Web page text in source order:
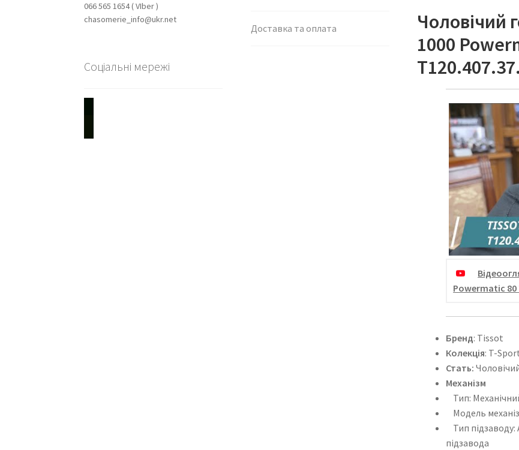
Доставка та оплата
Чоловічий
1000
Powermatic 80
Бренд: Tissot
Колекція: T-
Стать:
Механізм
Тип:
Модель
Тип
підзавода
066 565 1654 ( VIber )
chasomerie_info@ukr.net
Соціальні мережі